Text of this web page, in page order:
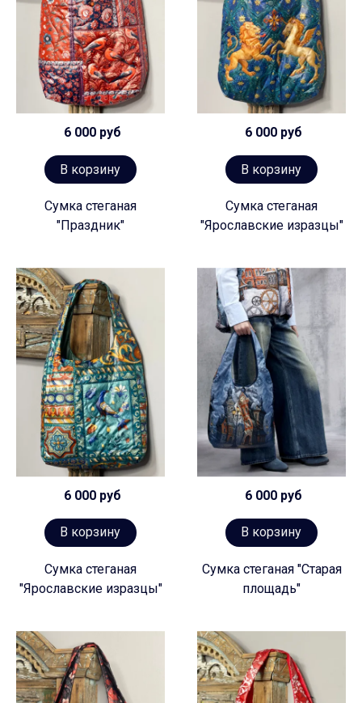
6 000 руб
В корзину
Сумка стеганая
"Праздник"
6 000 руб
В корзину
Сумка стеганая
"Ярославские изразцы"
6 000 руб
В корзину
Сумка стеганая
"Ярославские изразцы"
6 000 руб
В корзину
Сумка стеганая "Старая
площадь"